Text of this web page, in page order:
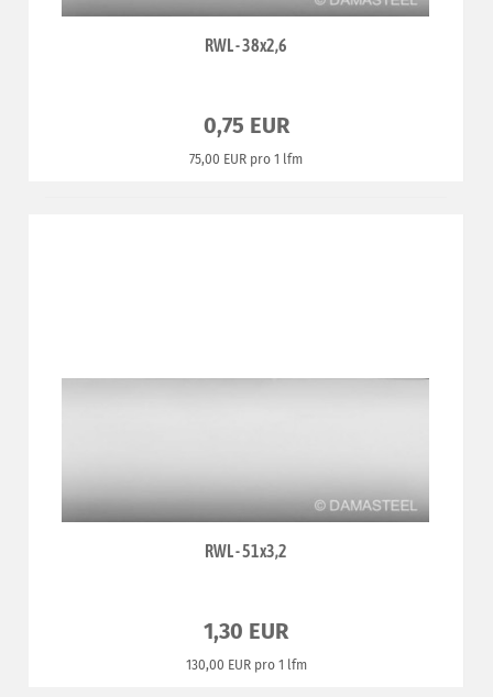
RWL - 38x2,6
0,75 EUR
75,00 EUR pro 1 lfm
RWL - 51x3,2
1,30 EUR
130,00 EUR pro 1 lfm